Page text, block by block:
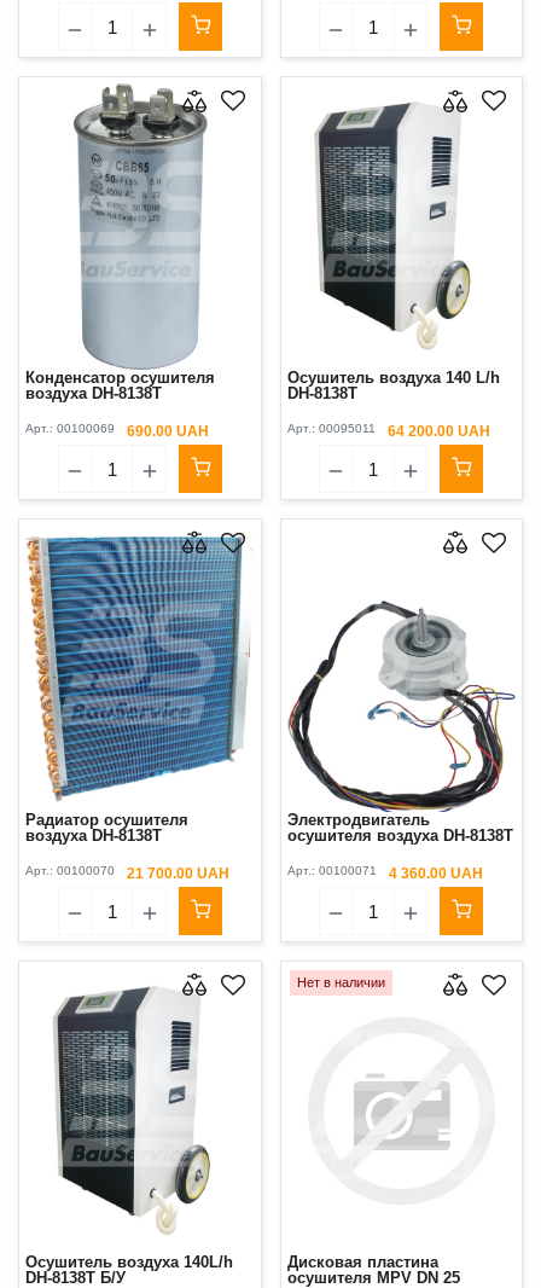
Конденсатор осушителя
воздуха DH-8138Т
Арт.: 00100069 690.00 UAH
Осушитель воздуха 140 L/h
DH-8138Т
Арт.: 00095011 64 200.00 UAH
Радиатор осушителя
воздуха DH-8138Т
Арт.: 00100070 21 700.00 UAH
Электродвигатель
осушителя воздуха DH-8138Т
Арт.: 00100071 4 360.00 UAH
Осушитель воздуха 140L/h
DH-8138Т Б/У
Нет в наличии
Дисковая пластина
осушителя MPV DN 25